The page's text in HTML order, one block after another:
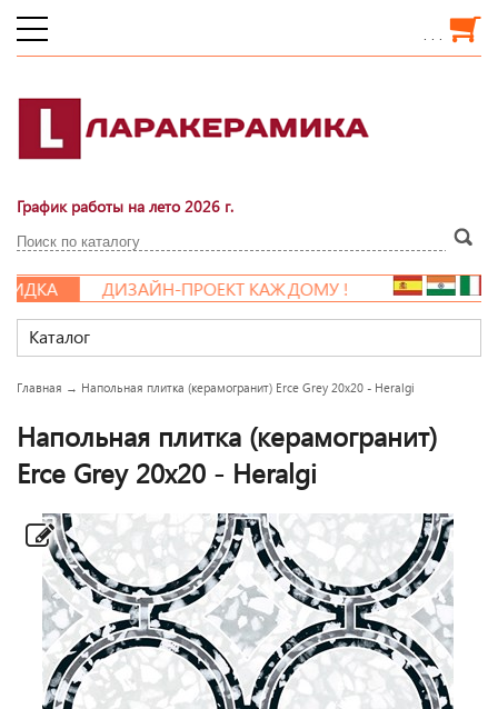
. . .
График работы на лето 2026 г.
ДИЗАЙН-ПРОЕКТ КАЖДОМУ !
Каталог
Главная → Напольная плитка (керамогранит) Erce Grey 20x20 - Heralgi
Напольная плитка (керамогранит)
Erce Grey 20x20 - Heralgi